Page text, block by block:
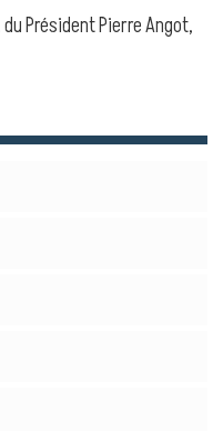
Président Pierre Angot,